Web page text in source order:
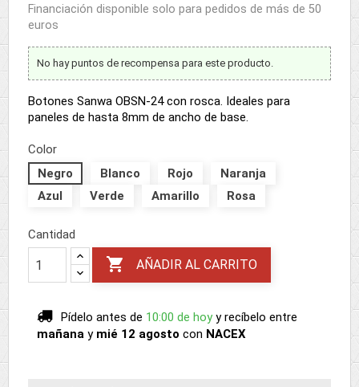
Financiación disponible solo para pedidos de más de 50
euros
No hay puntos de recompensa para este producto.
Botones Sanwa OBSN-24 con rosca. Ideales para
paneles de hasta 8mm de ancho de base.
Color
Negro
Blanco Rojo
Naranja
Azul
Verde Amarillo Rosa
Cantidad
 AÑADIR AL CARRITO
Pídelo antes de 10:00 de hoyy recíbelo entre
mañana y mié 12 agosto con NACEX